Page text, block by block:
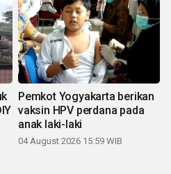
Pemkot Yogyakarta berikan
vaksin HPV perdana pada
anak laki-laki
04 August 2026 15:59 WIB